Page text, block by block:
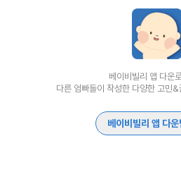
베이비빌리 앱 다운
다른 엄빠들이 작성한 다양한 고민
베이비빌리 앱 다운